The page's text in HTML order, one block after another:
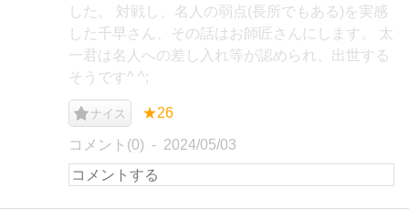
した。 対戦し、名人の弱点(長所でもある)を実感
した千早さん、その話はお師匠さんにします。 太
一君は名人への差し入れ等が認められ、出世する
そうです^ ^;
ナイス ★26
コメント(0) 2024/05/03